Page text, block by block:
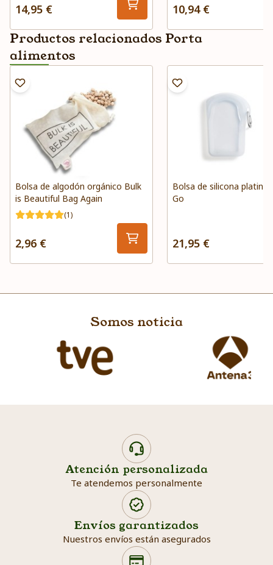
14,95 € 10,94 €
Productos relacionados Porta
alimentos
Bolsa de algodón orgánico Bulk
is Beautiful Bag Again
(1)
2,96 €
Bolsa de silicona platino
Go
21,95 €
Somos noticia
Atención personalizada
Te atendemos personalmente
Envíos garantizados
Nuestros envíos están asegurados
Search products